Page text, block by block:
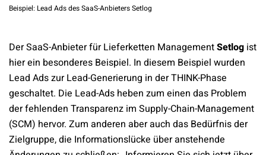
Beispiel: Lead Ads des SaaS-Anbieters Setlog
Der SaaS-Anbieter für Lieferketten ManagementSetlog ist
hier ein besonderes Beispiel. In diesem Beispiel wurden
Lead Ads zur Lead-Generierung in der THINK-Phase
geschaltet. Die Lead-Ads heben zum einen das Problem
der fehlenden Transparenz im Supply-Chain-Management
(SCM) hervor. Zum anderen aber auch das Bedürfnis der
Zielgruppe, die Informationslücke über anstehende